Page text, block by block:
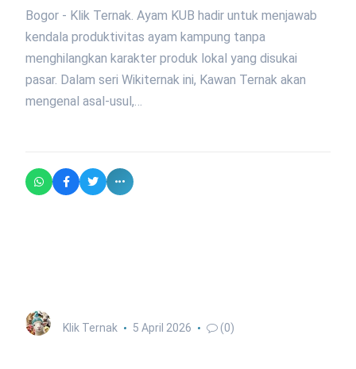
Bogor - Klik Ternak. Ayam KUB hadir untuk menjawab
kendala produktivitas ayam kampung tanpa
menghilangkan karakter produk lokal yang disukai
pasar. Dalam seri Wikiternak ini, Kawan Ternak akan
mengenal asal-usul,…
Klik Ternak 5 April 2026 (0)